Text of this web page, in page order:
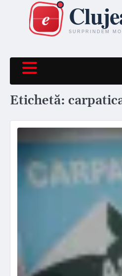
content
Etichetă: